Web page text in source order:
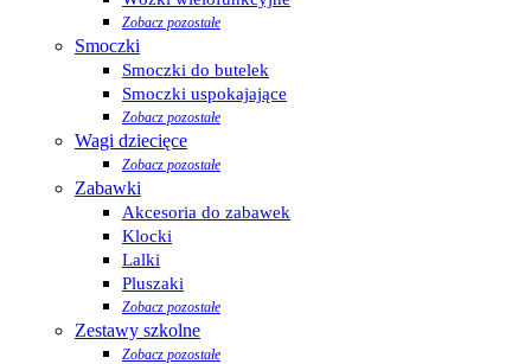
Zobacz pozostałe
Smoczki
Smoczki do butelek
Smoczki uspokajające
Zobacz pozostałe
Wagi dziecięce
Zobacz pozostałe
Zabawki
Akcesoria do zabawek
Klocki
Lalki
Pluszaki
Zobacz pozostałe
Zestawy szkolne
Zobacz pozostałe